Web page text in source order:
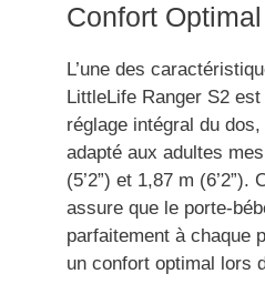
Confort Optimal
L’une des
LittleLife Ranger S2
réglage intégral du
adapté aux adultes
(5’2”) et 1,87 m (6’2”).
assure que le porte-
parfaitement à chaque
un confort optimal lors